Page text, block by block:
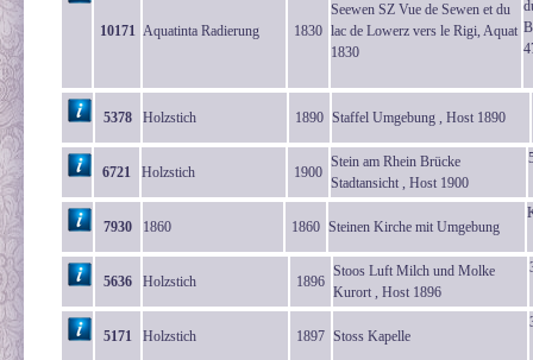
10171 Aquatinta Radierung 1830
Seewen SZ Vue de Sewen et du
lac de Lowerz vers le Rigi, Aquat
1830
5378 Holzstich 1890 Staffel Umgebung , Host 1890
6721 Holzstich 1900
Stein am Rhein Brücke
Stadtansicht , Host 1900
7930 1860 1860 Steinen Kirche mit Umgebung
5636 Holzstich 1896
Stoos Luft Milch und Molke
Kurort , Host 1896
5171 Holzstich 1897 Stoss Kapelle